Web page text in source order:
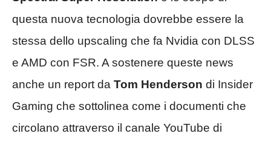
questa nuova tecnologia dovrebbe essere la
stessa dello upscaling che fa Nvidia con DLSS
e AMD con FSR. A sostenere queste news
anche un report da Tom Henderson di Insider
Gaming che sottolinea come i documenti che
circolano attraverso il canale YouTube di